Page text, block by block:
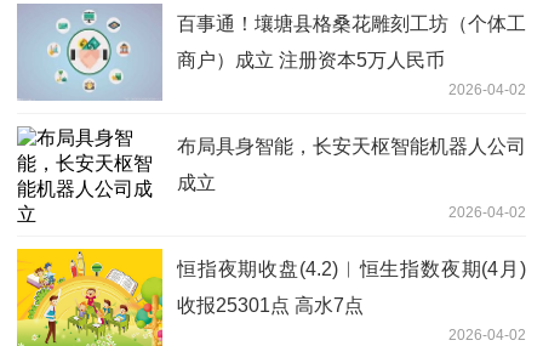
百事通！壤塘县格桑花雕刻工坊（个体工
商户）成立 注册资本5万人民币
2026-04-02
布局具身智能，长安天枢智能机器人公司
成立
2026-04-02
恒指夜期收盘(4.2)︱恒生指数夜期(4月)
收报25301点 高水7点
2026-04-02